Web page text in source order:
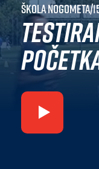
Škola nogometa|